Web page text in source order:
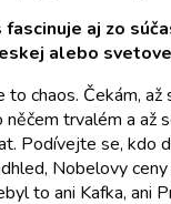
aj zo
alebo
to chaos. Čekám, až
trvalém a až
Podívejte se, kdo
Nobelovy
to ani Kafka, ani